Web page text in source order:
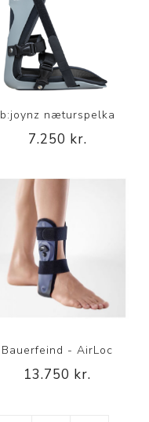
b:joynz næturspelka
7.250 kr.
Bauerfeind - AirLoc
13.750 kr.